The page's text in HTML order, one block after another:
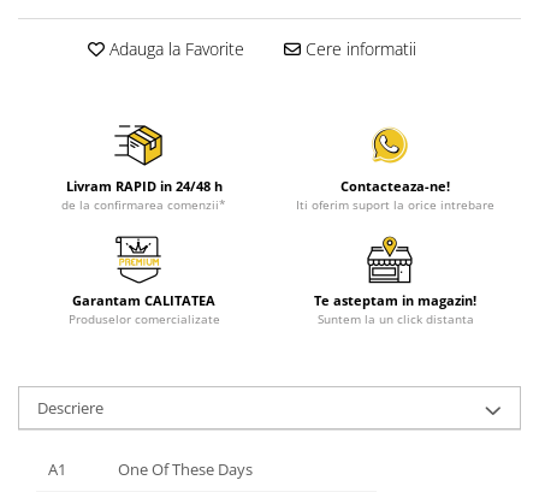
Adauga la Favorite Cere informatii
Livram RAPID in 24/48 h
de la confirmarea comenzii*
Contacteaza-ne!
Iti oferim suport la orice intrebare
Garantam CALITATEA
Produselor comercializate
Te asteptam in magazin!
Suntem la un click distanta
Descriere
A1
One Of These Days